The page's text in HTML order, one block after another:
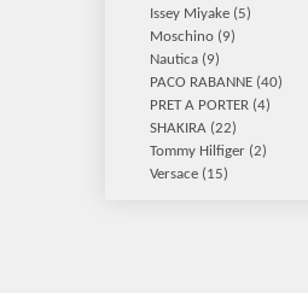
Issey Miyake (5)
Moschino (9)
Nautica (9)
PACO RABANNE (40)
PRET A PORTER (4)
SHAKIRA (22)
Tommy Hilfiger (2)
Versace (15)